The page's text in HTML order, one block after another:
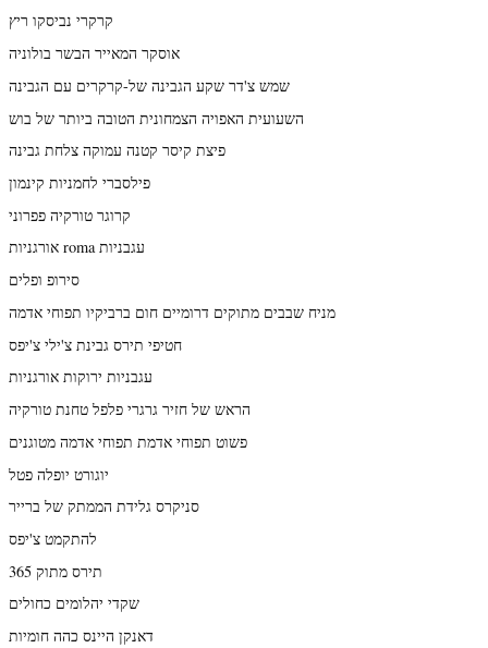
קרקרי נביסקו ריץ
אוסקר המאייר הבשר בולוניה
שמש צ'דר שקע הגבינה של-קרקרים עם הגבינה
השעועית האפויה הצמחונית הטובה ביותר של בוש
פיצת קיסר קטנה עמוקה צלחת גבינה
פילסברי לחמניות קינמון
קרוגר טורקיה פפרוני
אורגניות roma עגבניות
סירופ ופלים
מניח שבבים מתוקים דרומיים חום ברביקיו תפוחי אדמה
חטיפי תירס גבינת צ'ילי צ'יפס
עגבניות ירוקות אורגניות
הראש של חזיר גרגרי פלפל טחנת טורקיה
פשוט תפוחי אדמת תפוחי אדמה מטוגנים
יוגורט יופלה פטל
סניקרס גלידת הממתק של ברייר
להתקמט צ'יפס
תירס מתוק 365
שקדי יהלומים כחולים
דאנקן היינס כהה חומיות